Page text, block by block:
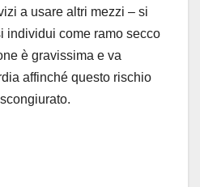
a usare altri mezzi – si
individui come ramo secco
è gravissima e va
affinché questo rischio